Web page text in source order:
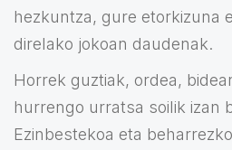
hezkuntza, gure etorkizuna
direlako jokoan daudenak.
Horrek guztiak, ordea,
hurrengo urratsa soilik izan
Ezinbestekoa eta